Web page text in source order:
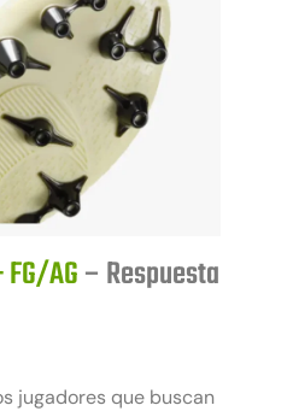
AG– Respuesta
jugadores que buscan